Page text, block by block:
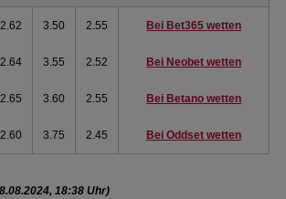
2.62 3.50 2.55 Bei Bet365 wetten
2.64 3.55 2.52 Bei Neobet wetten
2.65 3.60 2.55 Bei Betano wetten
2.60 3.75 2.45 Bei Oddset wetten
18:38 Uhr)